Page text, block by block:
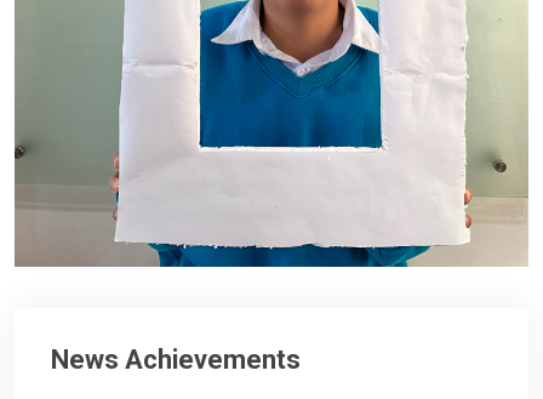
News Achievements